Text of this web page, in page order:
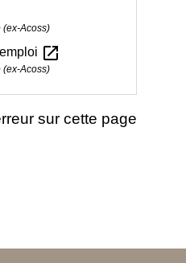
(ex-Acoss)
open_in_new
(ex-Acoss)
sur cette page